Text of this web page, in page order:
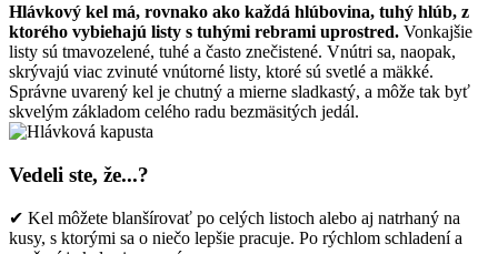
Hlávkový kel má, rovnako ako každá hlúbovina, tuhý hlúb, z
ktorého vybiehajú listy s tuhými rebrami uprostred. Vonkajšie
listy sú tmavozelené, tuhé a často znečistené. Vnútri sa, naopak,
skrývajú viac zvinuté vnútorné listy, ktoré sú svetlé a mäkké.
Správne uvarený kel je chutný a mierne sladkastý, a môže tak byť
skvelým základom celého radu bezmäsitých jedál.
Vedeli ste, že...?
✔ Kel môžete blanšírovať po celých listoch alebo aj natrhaný na
kusy, s ktorými sa o niečo lepšie pracuje. Po rýchlom schladení a